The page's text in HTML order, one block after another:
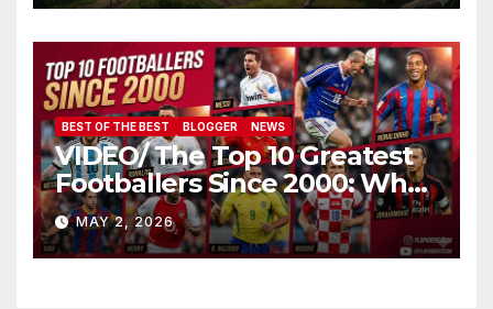
BEST OF THE BEST BLOGGER NEWS
VIDEO/ The Top 10 Greatest
Footballers Since 2000: Who
Is Number One
MAY 2, 2026